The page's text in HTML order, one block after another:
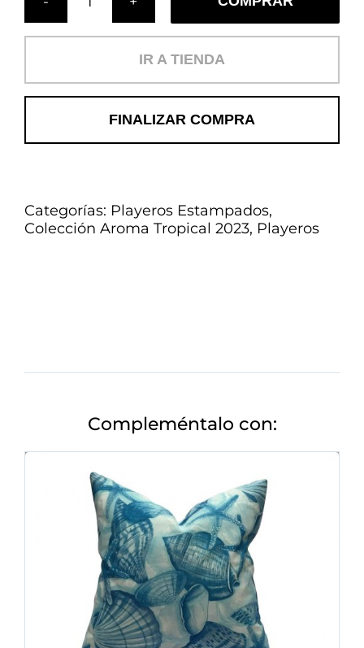
Cojín
IR A TIENDA
FINALIZAR COMPRA
Categorías: Playeros Estampados,
Colección Aroma Tropical 2023, Playeros
Compleméntalo con: